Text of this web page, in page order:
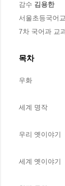
감수 김용한
서울초등국어
7차 국어과 교
목차
우화
세계 명작
우리 옛이야기
세계 옛이야기